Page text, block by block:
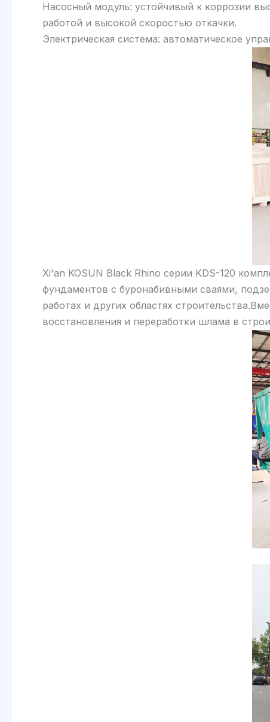
Насосный модуль: устойчивый к коррозии
работой и высокой скоростью откачки.
Электрическая система: автоматическое
Xi'an KOSUN Black Rhino серии KDS-120
фундаментов с буронабивными сваями,
работах и ​​других областях
восстановления и переработки шлама в